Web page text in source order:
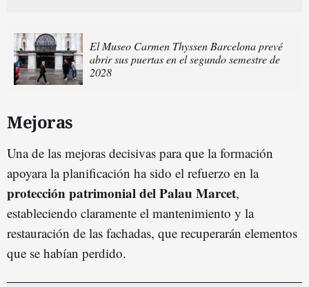
El Museo Carmen Thyssen Barcelona prevé
abrir sus puertas en el segundo semestre de
2028
Mejoras
Una de las mejoras decisivas para que la formación
apoyara la planificación ha sido el refuerzo en la
protección patrimonial del Palau Marcet,
estableciendo claramente el mantenimiento y la
restauración de las fachadas, que recuperarán elementos
que se habían perdido.